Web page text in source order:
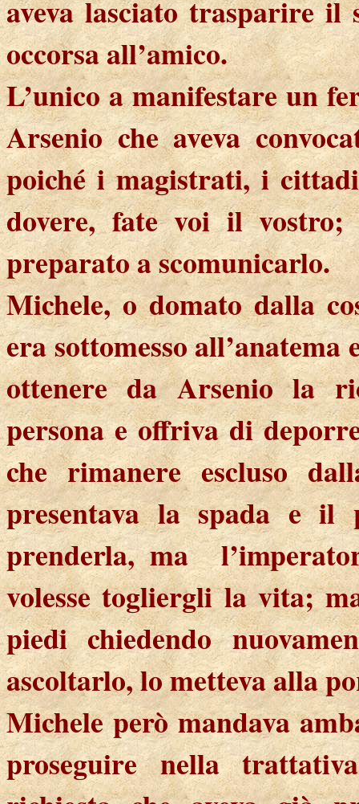
aveva lasciato trasparire
occorsa all’amico.
L’unico a manifestare un
Arsenio che aveva
poiché i magistrati, i
dovere, fate voi il vostro;
preparato a scomunicarlo.
Michele, o domato dalla
era sottomesso
ottenere da Arsenio la
persona e offriva di
che rimanere escluso
presentava la spada e il
prenderla, ma
volesse togliergli la vita;
piedi chiedendo
ascoltarlo, lo metteva alla
Michele però mandava
proseguire nella